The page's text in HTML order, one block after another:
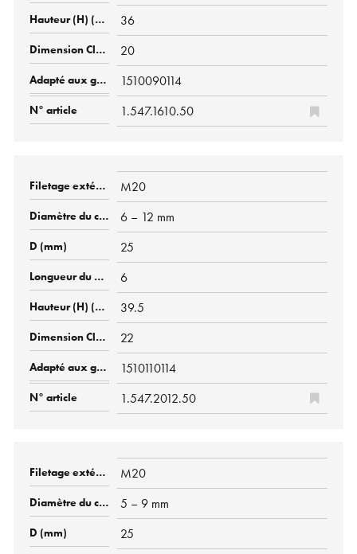
36
20
1510090114
1.547.1610.50
M20
6 – 12 mm
25
6
39.5
22
1510110114
1.547.2012.50
M20
5 – 9 mm
25